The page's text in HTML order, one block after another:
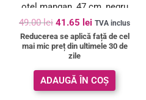
otel mangan, 47 cm, negru
49.00lei 41.65 lei TVA inclus
Reducerea se aplică față de cel
mai mic preț din ultimele 30 de
zile
ADAUGĂ ÎN COȘ